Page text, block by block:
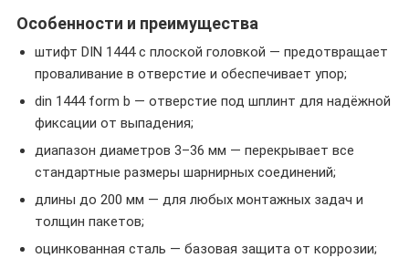
Особенности и преимущества
штифт DIN 1444 с плоской головкой — предотвращает
проваливание в отверстие и обеспечивает упор;
din 1444 form b — отверстие под шплинт для надёжной
фиксации от выпадения;
диапазон диаметров 3–36 мм — перекрывает все
стандартные размеры шарнирных соединений;
длины до 200 мм — для любых монтажных задач и
толщин пакетов;
оцинкованная сталь — базовая защита от коррозии;